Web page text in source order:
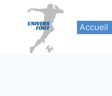
Accueil